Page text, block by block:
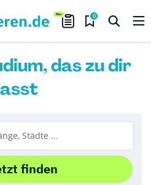
0
das zu dir
finden